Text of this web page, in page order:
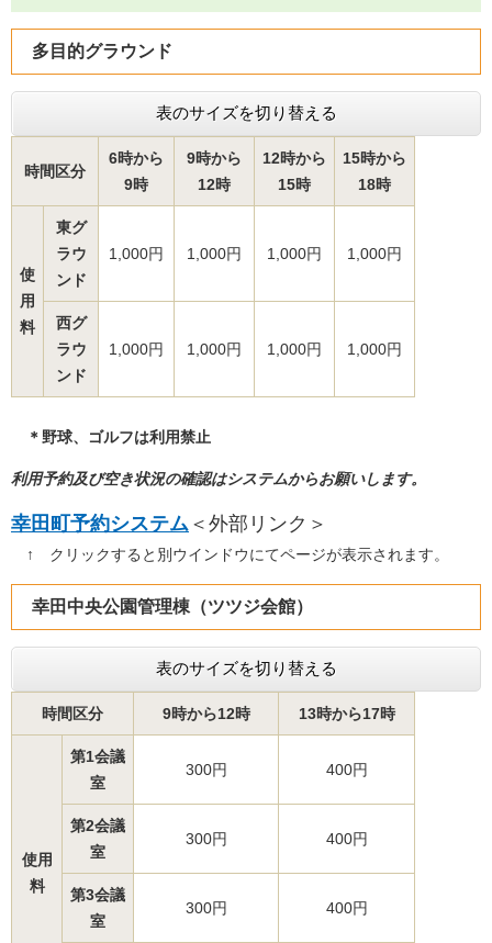
多目的グラウンド
表のサイズを切り替える
時間区分
6時から
9時
9時から
12時
12時から
15時
15時から
18時
使
用
料
東グ
ラウ
ンド
1,000円 1,000円 1,000円 1,000円
西グ
ラウ
ンド
1,000円 1,000円 1,000円 1,000円
＊野球、ゴルフは利用禁止
利用予約及び空き状況の確認はシステムからお願いします。
幸田町予約システム ＜外部リンク＞
↑ クリックすると別ウインドウにてページが表示されます。
幸田中央公園管理棟（ツツジ会館）
表のサイズを切り替える
時間区分 9時から12時 13時から17時
使用
料
第1会議
室
300円 400円
第2会議
室
300円 400円
第3会議
室
300円 400円